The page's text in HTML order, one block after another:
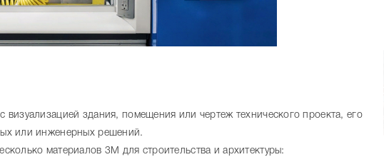
визуализацией здания, помещения или чертеж технического проекта, его
или инженерных решений.
материалов 3М для строительства и архитектуры: